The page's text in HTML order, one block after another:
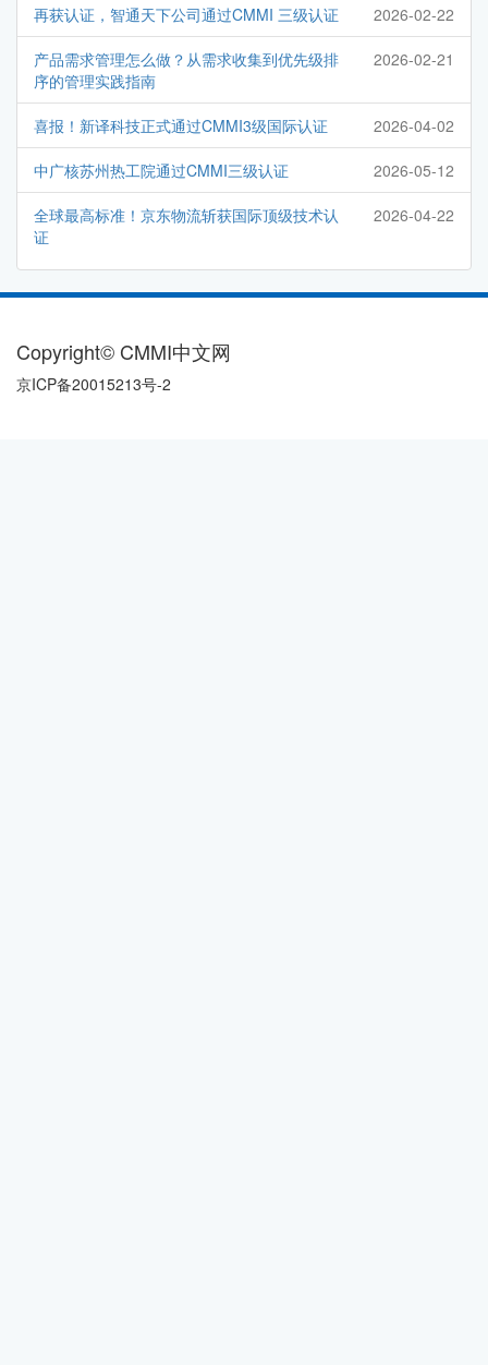
再获认证，智通天下公司通过CMMI 三级认证 2026-02-22
产品需求管理怎么做？从需求收集到优先级排
序的管理实践指南
2026-02-21
喜报！新译科技正式通过CMMI3级国际认证 2026-04-02
中广核苏州热工院通过CMMI三级认证 2026-05-12
全球最高标准！京东物流斩获国际顶级技术认
证
2026-04-22
Copyright© CMMI中文网
京ICP备20015213号-2